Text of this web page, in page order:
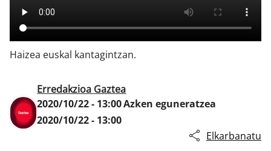
Haizea euskal kantagintzan.
Erredakzioa Gaztea
2020/10/22 - 13:00Azken eguneratzea
2020/10/22 - 13:00
Elkarbanatu